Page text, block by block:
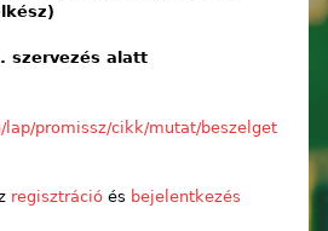
szervezés alatt
lap/promissz/cikk/mutat/beszelget
regisztrációés bejelentkezés